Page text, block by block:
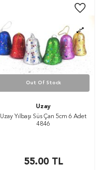
Out Of Stock
Uzay
Uzay Yılbaşı Süs Çan 5cm 6 Adet
4846
55.00TL